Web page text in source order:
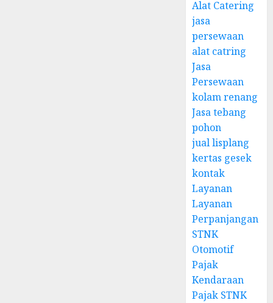
Alat Catering
jasa
persewaan
alat catring
Jasa
Persewaan
kolam renang
Jasa tebang
pohon
jual lisplang
kertas gesek
kontak
Layanan
Layanan
Perpanjangan
STNK
Otomotif
Pajak
Kendaraan
Pajak STNK